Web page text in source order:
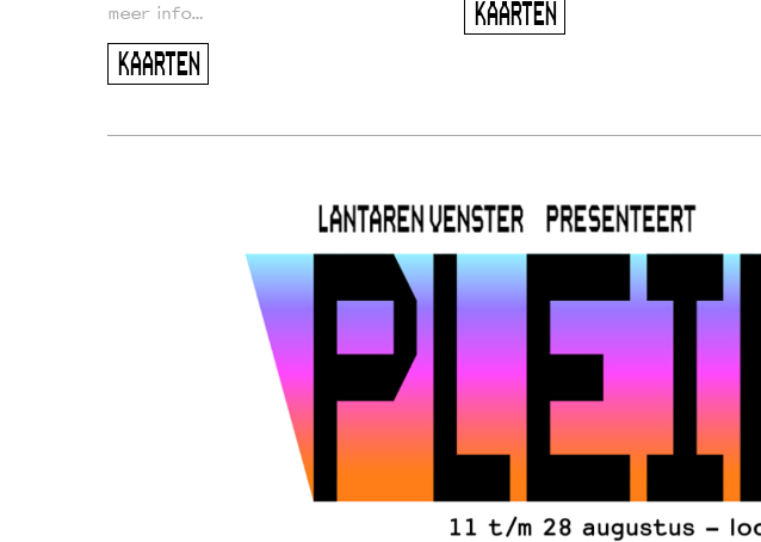
meer info…
KAARTEN
KAARTEN